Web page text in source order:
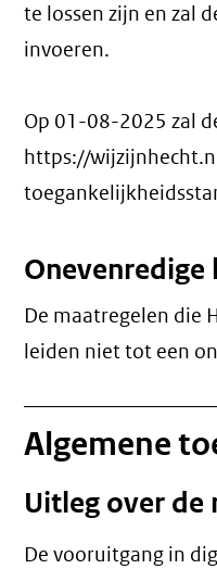
te lossen zijn en zal
invoeren.
Op 01-08-2025 zal
https://
Onevenredige
De maatregelen die
leiden niet tot een
Algemene
Uitleg over de
De vooruitgang in